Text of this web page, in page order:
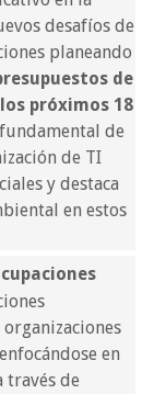
desafíos de
planeando
de
próximos 18
de
de TI
y destaca
en estos
en
de